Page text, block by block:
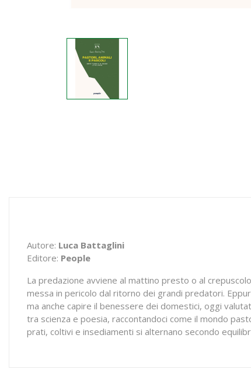
Autore: Luca Battaglini
Editore: People
La predazione avviene al mattino presto o al
messa in pericolo dal ritorno dei grandi predatori.
ma anche capire il benessere dei domestici, oggi
tra scienza e poesia, raccontandoci come il mondo
prati, coltivi e insediamenti si alternano secondo